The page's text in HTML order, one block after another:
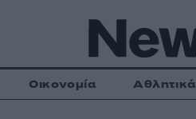
Οικονομία Αθλητικά